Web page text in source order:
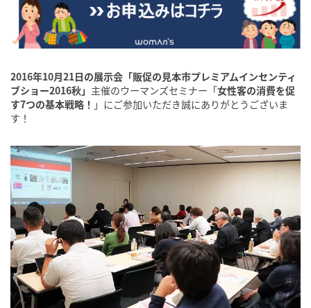
2016年10月21日の展示会「販促の見本市プレミアムインセンティ
ブショー2016秋」 主催のウーマンズセミナー「女性客の消費を促
す7つの基本戦略！ 」にご参加いただき誠にありがとうございま
す！